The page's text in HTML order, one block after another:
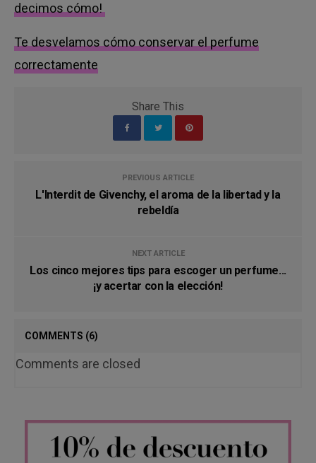
decimos cómo!
Te desvelamos cómo conservar el perfume
correctamente
Share This
PREVIOUS ARTICLE
L'Interdit de Givenchy, el aroma de la libertad y la
rebeldía
NEXT ARTICLE
Los cinco mejores tips para escoger un perfume...
¡y acertar con la elección!
COMMENTS (6)
Comments are closed